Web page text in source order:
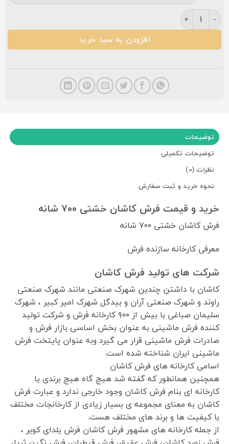
فرش کاشان خشتی ۷۰۰ شانه سرمه ای عدد
افزودن به سبد خرید
توضیحات
توضیحات تکمیلی
نظرات (0)
نحوه خرید و ثبت سفارش
خرید و قیمت فرش کاشان خشتی ۷۰۰ شانه
فرش کاشان خشتی ۷۰۰ شانه
معرفی کارخانه سازنده فرش
شرکت های تولید فرش کاشان
کاشان با داشتن چندین شهرک صنعتی مانند شهرک صنعتی
راوند و شهرک صنعتی آران و بیدگل شهرک امیر کبیر ، شهرک
سلیمان صباغی با بیش از ۹۰۰ کارخانه فرش و شرکت تولید
کننده فرش ماشینی به عنوان بخش اساسی بازار فرش و
صادرات فرش ماشینی قرار می گیرد وبه عنوان پایتخت فرش
ماشینی ایران شناخته شده است.
اسامی کارخانه های فرش کاشان
همچنین همانطور که گفته شد هیچ گاه هیچ برندی یا
کارخانه ای بنام فرش کاشان وجود خارجی ندارد و عبارت فرش
کاشان به معنای مجموعه ی بسیار زیادی از کارخانجات مختلف
با کیفیت ها و برند های مختلف هست.
از جمله کارخانه های مشهور فرش کاشان فرش یلدای کویر ،